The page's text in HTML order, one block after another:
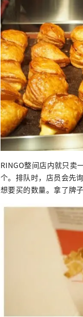
RINGO整间店内就只卖
个。排队时，店员会先
想要买的数量。拿了牌